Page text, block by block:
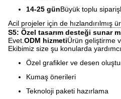
14-25 günBüyük toplu
Acil projeler için de hızlandırılmış
S5: Özel tasarım desteği sunar
Evet. ODM hizmetiÜrün geliştirme
Ekibimiz size şu konularda
Özel grafikler ve desen
Kumaş önerileri
Teknoloji paketi hazırlama